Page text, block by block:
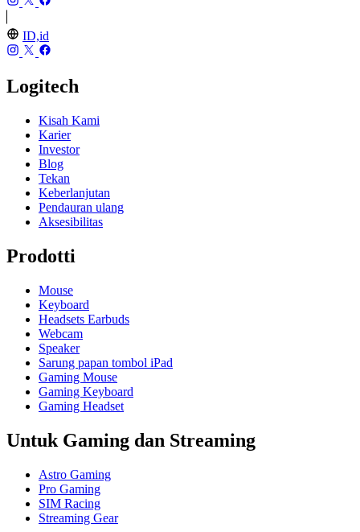
ID,id
Logitech
Kisah Kami
Karier
Investor
Blog
Tekan
Keberlanjutan
Pendauran ulang
Aksesibilitas
Prodotti
Mouse
Keyboard
Headsets Earbuds
Webcam
Speaker
Sarung papan tombol iPad
Gaming Mouse
Gaming Keyboard
Gaming Headset
Untuk Gaming dan Streaming
Astro Gaming
Pro Gaming
SIM Racing
Streaming Gear